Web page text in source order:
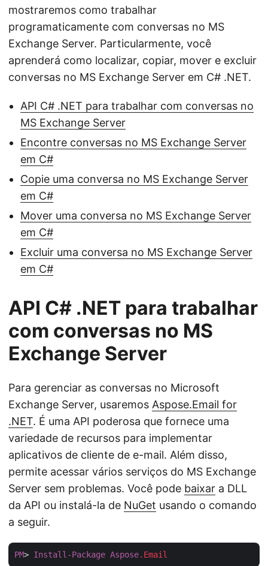
mostraremos como trabalhar
programaticamente com conversas no MS
Exchange Server. Particularmente, você
aprenderá como localizar, copiar, mover e excluir
conversas no MS Exchange Server em C# .NET.
API C# .NET para trabalhar com conversas no
MS Exchange Server
Encontre conversas no MS Exchange Server
em C#
Copie uma conversa no MS Exchange Server
em C#
Mover uma conversa no MS Exchange Server
em C#
Excluir uma conversa no MS Exchange Server
em C#
API C# .NET para trabalhar
com conversas no MS
Exchange Server
Para gerenciar as conversas no Microsoft
Exchange Server, usaremos Aspose.Email for
.NET. É uma API poderosa que fornece uma
variedade de recursos para implementar
aplicativos de cliente de e-mail. Além disso,
permite acessar vários serviços do MS Exchange
Server sem problemas. Você pode baixar a DLL
da API ou instalá-la de NuGet usando o comando
a seguir.
PM> Install-Package Aspose.Email